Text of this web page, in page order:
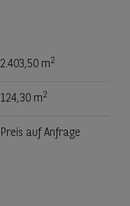
2.403,50 m2
124,30 m2
Preis auf Anfrage